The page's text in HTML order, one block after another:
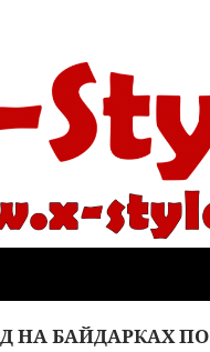
НА БАЙДАРКАХ ПО